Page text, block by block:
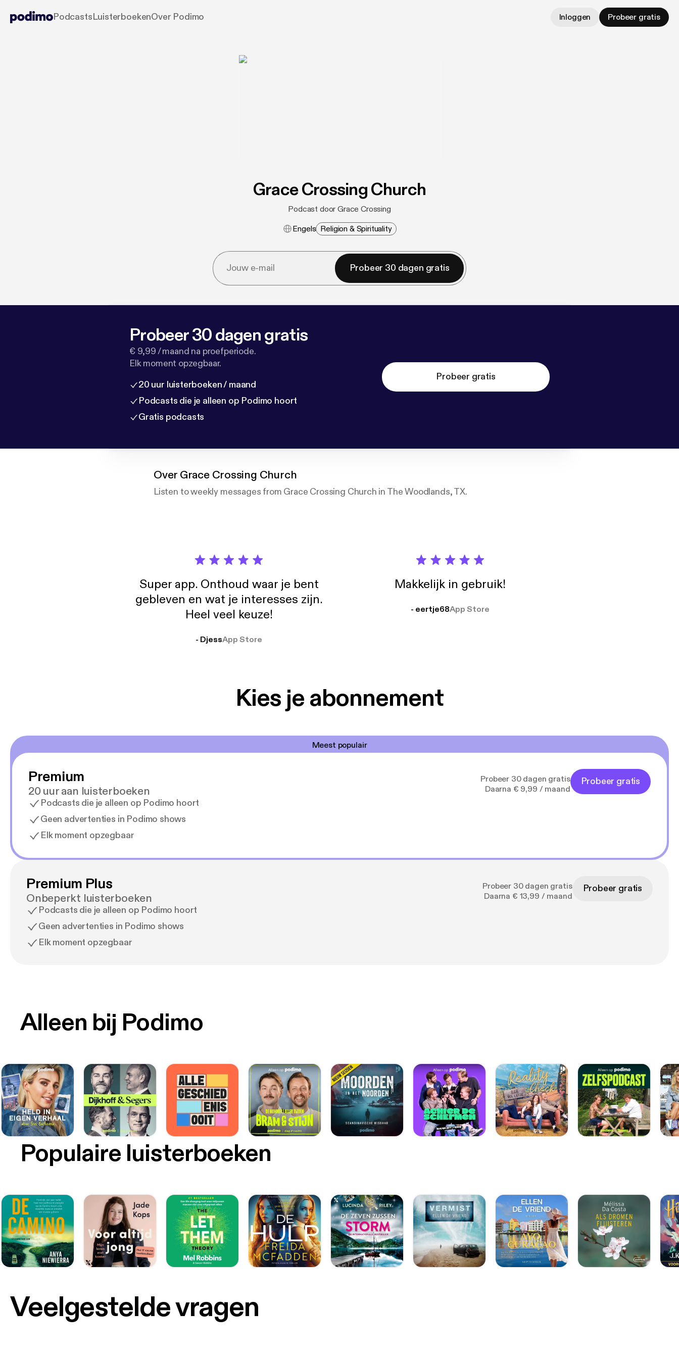
PodcastsLuisterboekenOver Podimo Inloggen Probeer gratis
Grace Crossing Church
Podcast door Grace Crossing
Engels Religion & Spirituality
Probeer 30 dagen gratis
Probeer 30 dagen gratis
€ 9,99 / maand na proefperiode.
Elk moment opzegbaar.
20 uur luisterboeken / maand
Podcasts die je alleen op Podimo hoort
Gratis podcasts
Probeer gratis
Over Grace Crossing Church
Listen to weekly messages from Grace Crossing Church in The Woodlands, TX.
Super app. Onthoud waar je bent
gebleven en wat je interesses zijn.
Heel veel keuze!
- DjessApp Store
Makkelijk in gebruik!
- eertje68App Store
Kies je abonnement
Meest populair
Premium
20 uur aan luisterboeken
Podcasts die je alleen op Podimo hoort
Geen advertenties in Podimo shows
Elk moment opzegbaar
Probeer 30 dagen gratis
Daarna € 9,99 / maand
Probeer gratis
Premium Plus
Onbeperkt luisterboeken
Podcasts die je alleen op Podimo hoort
Geen advertenties in Podimo shows
Elk moment opzegbaar
Probeer 30 dagen gratis
Daarna € 13,99 / maand
Probeer gratis
Alleen bij Podimo
Populaire luisterboeken
Veelgestelde vragen